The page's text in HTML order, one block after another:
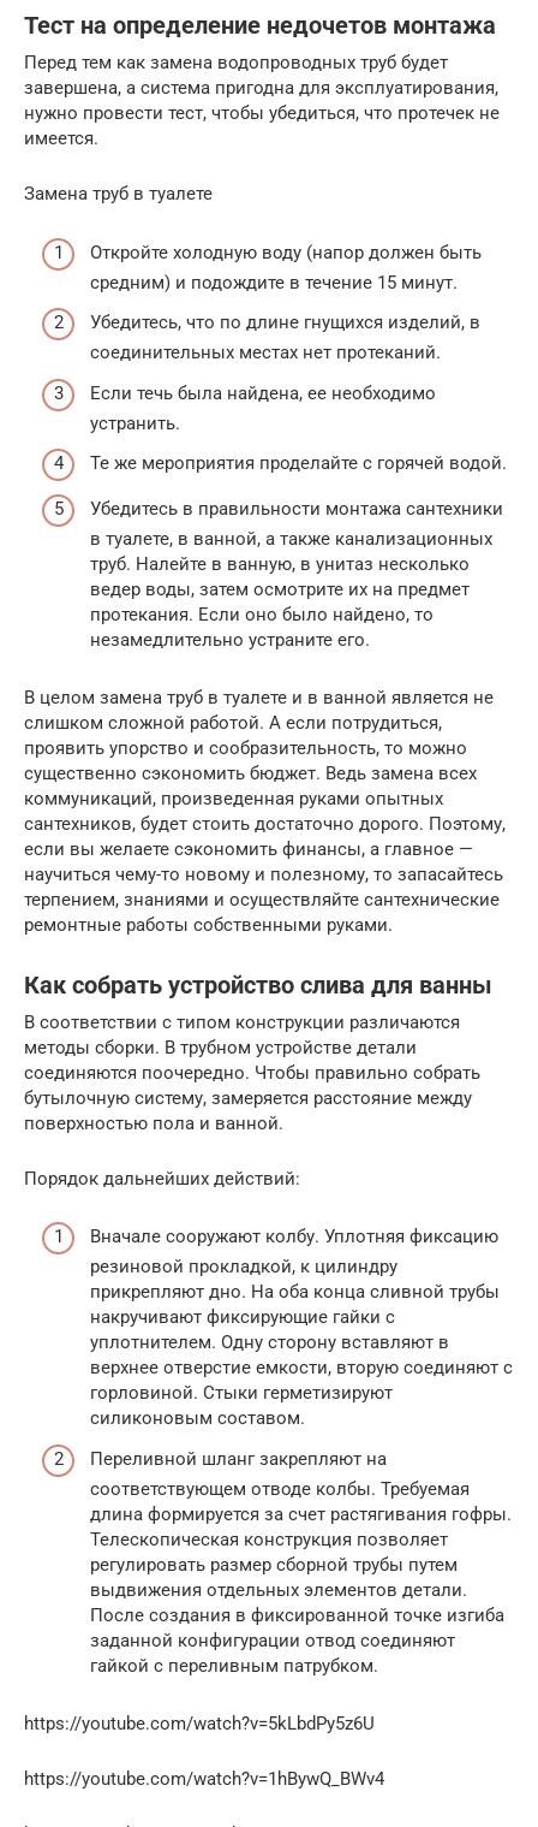
Тест на определение недочетов монтажа
Перед тем как замена водопроводных труб будет
завершена, а система пригодна для эксплуатирования,
нужно провести тест, чтобы убедиться, что протечек не
имеется.
Замена труб в туалете
Откройте холодную воду (напор должен быть
средним) и подождите в течение 15 минут.
Убедитесь, что по длине гнущихся изделий, в
соединительных местах нет протеканий.
Если течь была найдена, ее необходимо
устранить.
Те же мероприятия проделайте с горячей водой.
Убедитесь в правильности монтажа сантехники
в туалете, в ванной, а также канализационных
труб. Налейте в ванную, в унитаз несколько
ведер воды, затем осмотрите их на предмет
протекания. Если оно было найдено, то
незамедлительно устраните его.
В целом замена труб в туалете и в ванной является не
слишком сложной работой. А если потрудиться,
проявить упорство и сообразительность, то можно
существенно сэкономить бюджет. Ведь замена всех
коммуникаций, произведенная руками опытных
сантехников, будет стоить достаточно дорого. Поэтому,
если вы желаете сэкономить финансы, а главное —
научиться чему-то новому и полезному, то запасайтесь
терпением, знаниями и осуществляйте сантехнические
ремонтные работы собственными руками.
Как собрать устройство слива для ванны
В соответствии с типом конструкции различаются
методы сборки. В трубном устройстве детали
соединяются поочередно. Чтобы правильно собрать
бутылочную систему, замеряется расстояние между
поверхностью пола и ванной.
Порядок дальнейших действий:
Вначале сооружают колбу. Уплотняя фиксацию
резиновой прокладкой, к цилиндру
прикрепляют дно. На оба конца сливной трубы
накручивают фиксирующие гайки с
уплотнителем. Одну сторону вставляют в
верхнее отверстие емкости, вторую соединяют с
горловиной. Стыки герметизируют
силиконовым составом.
Переливной шланг закрепляют на
соответствующем отводе колбы. Требуемая
длина формируется за счет растягивания гофры.
Телескопическая конструкция позволяет
регулировать размер сборной трубы путем
выдвижения отдельных элементов детали.
После создания в фиксированной точке изгиба
заданной конфигурации отвод соединяют
гайкой с переливным патрубком.
https://youtube.com/watch?v=5kLbdPy5z6U
https://youtube.com/watch?v=1hBywQ_BWv4